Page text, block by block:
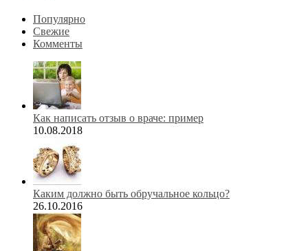
Популярно
Свежие
Комменты
Как написать отзыв о враче: пример
10.08.2018
Каким должно быть обручальное кольцо?
26.10.2016